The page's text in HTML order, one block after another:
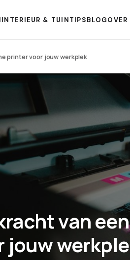
INTERIEUR & TUINTIPSBLOGOVER
printer voor jouw werkplek
van
jouw